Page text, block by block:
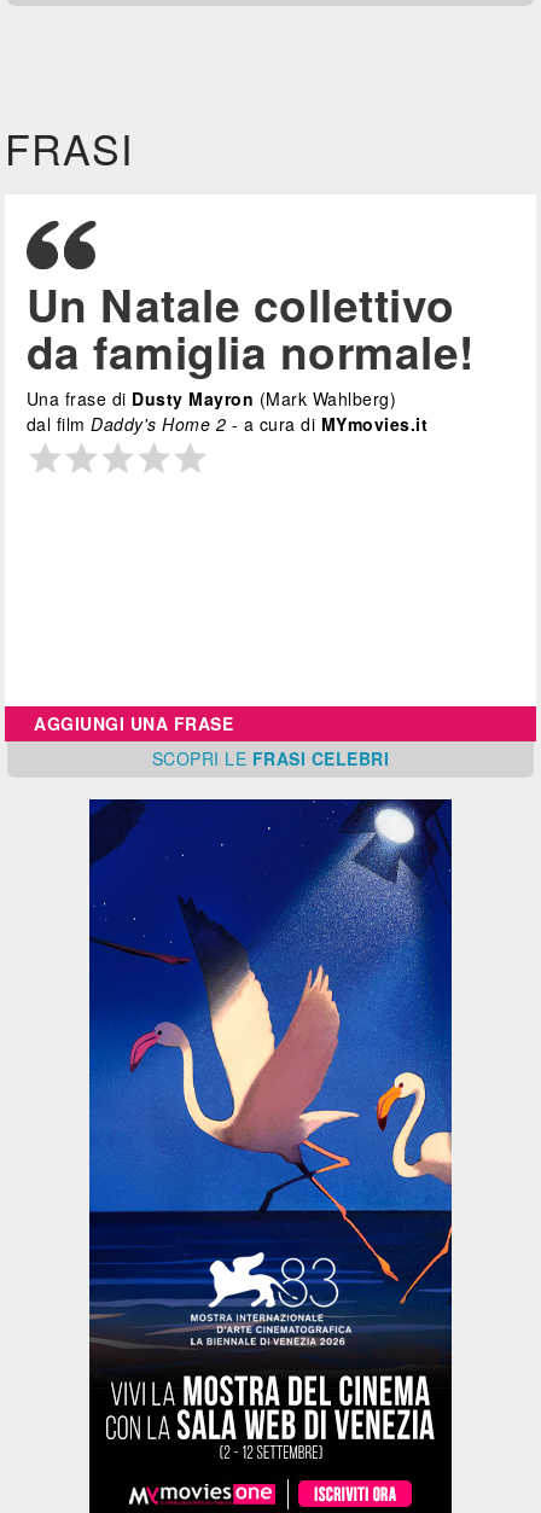
FRASI
Un Natale collettivo
da famiglia normale!
Una frase di Dusty Mayron (Mark Wahlberg)
dal filmDaddy's Home 2 - a cura di MYmovies.it
AGGIUNGI UNA FRASE
SCOPRI LE FRASI CELEBRI